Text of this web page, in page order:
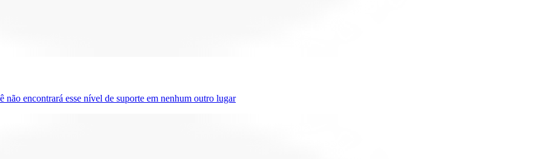
não encontrará esse nível de suporte em nenhum outro lugar